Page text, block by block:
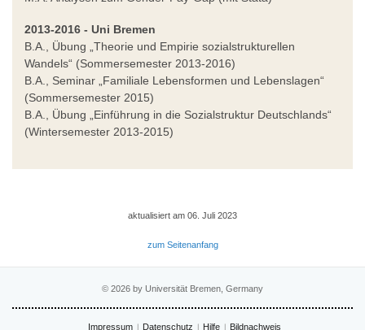
2013-2016 - Uni Bremen
B.A., Übung „Theorie und Empirie sozialstrukturellen
Wandels“ (Sommersemester 2013-2016)
B.A., Seminar „Familiale Lebensformen und Lebenslagen“
(Sommersemester 2015)
B.A., Übung „Einführung in die Sozialstruktur Deutschlands“
(Wintersemester 2013-2015)
aktualisiert am 06. Juli 2023
zum Seitenanfang
© 2026 by Universität Bremen, Germany
Impressum Datenschutz Hilfe Bildnachweis